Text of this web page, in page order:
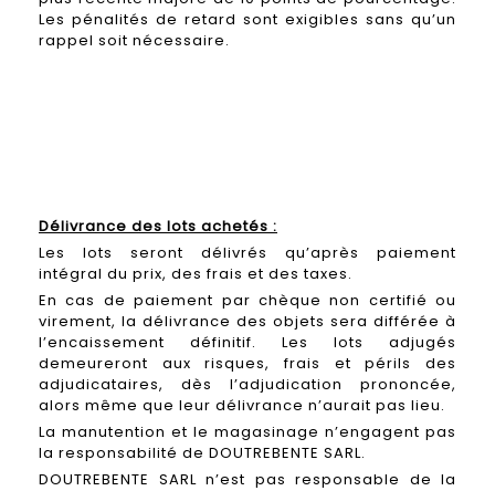
Les pénalités de retard sont exigibles sans qu’un
rappel soit nécessaire.
Délivrance des lots achetés :
Les lots seront délivrés qu’après paiement
intégral du prix, des frais et des taxes.
En cas de paiement par chèque non certifié ou
virement, la délivrance des objets sera différée à
l’encaissement définitif. Les lots adjugés
demeureront aux risques, frais et périls des
adjudicataires, dès l’adjudication prononcée,
alors même que leur délivrance n’aurait pas lieu.
La manutention et le magasinage n’engagent pas
la responsabilité de DOUTREBENTE SARL.
DOUTREBENTE SARL n’est pas responsable de la